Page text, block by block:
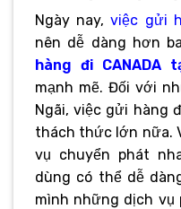
Ngày nay,việc gửi
nên dễ dàng hơn
hàng đi CANADA
mạnh mẽ. Đối với
Ngãi, việc gửi hàng
thách thức lớn nữa.
vụ chuyển phát
dùng có thể dễ
mình những dịch vụ